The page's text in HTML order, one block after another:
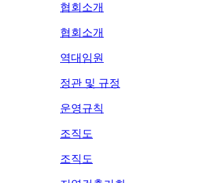
협회소개
협회소개
역대임원
정관 및 규정
운영규칙
조직도
조직도